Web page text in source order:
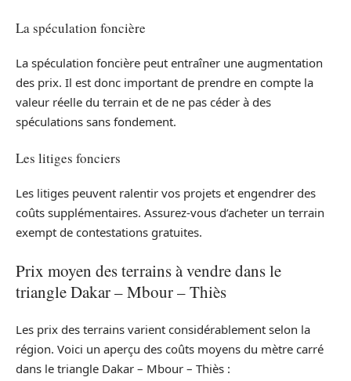
La spéculation foncière
La spéculation foncière peut entraîner une augmentation
des prix. Il est donc important de prendre en compte la
valeur réelle du terrain et de ne pas céder à des
spéculations sans fondement.
Les litiges fonciers
Les litiges peuvent ralentir vos projets et engendrer des
coûts supplémentaires. Assurez-vous d’acheter un terrain
exempt de contestations gratuites.
Prix moyen des terrains à vendre dans le
triangle Dakar – Mbour – Thiès
Les prix des terrains varient considérablement selon la
région. Voici un aperçu des coûts moyens du mètre carré
dans le triangle Dakar – Mbour – Thiès :